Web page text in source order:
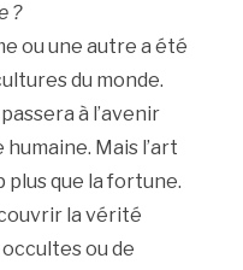
?
ou une autre a été
du monde.
à l’avenir
Mais l’art
que la fortune.
la vérité
ou de